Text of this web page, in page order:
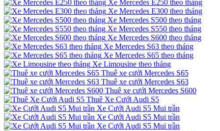
Xe Mercedes E250 theo tháng
Xe Mercedes E300 theo tháng
Xe Mercedes S500 theo tháng
Xe Mercedes S550 theo tháng
Xe Mercedes S600 theo tháng
Xe Mercedes S63 theo tháng
Xe Mercedes S65 theo tháng
Xe Limousine theo tháng
Thuê xe cưới Mercedes S65
Thuê xe cưới Mercedes S63
Thuê xe cưới Mercedes S600
Thuê Xe Cưới Audi S5
Xe Cưới Audi S5 Mui trần
Xe Cưới Audi S5 Mui trần
Xe Cưới Audi S5 Mui trần